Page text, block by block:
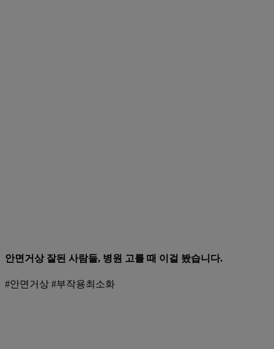
안면거상 잘된 사람들, 병원 고를 때 이걸 봤습니다.
#안면거상 #부작용최소화